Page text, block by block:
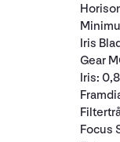
Iris
Gear
Iris:
Focus